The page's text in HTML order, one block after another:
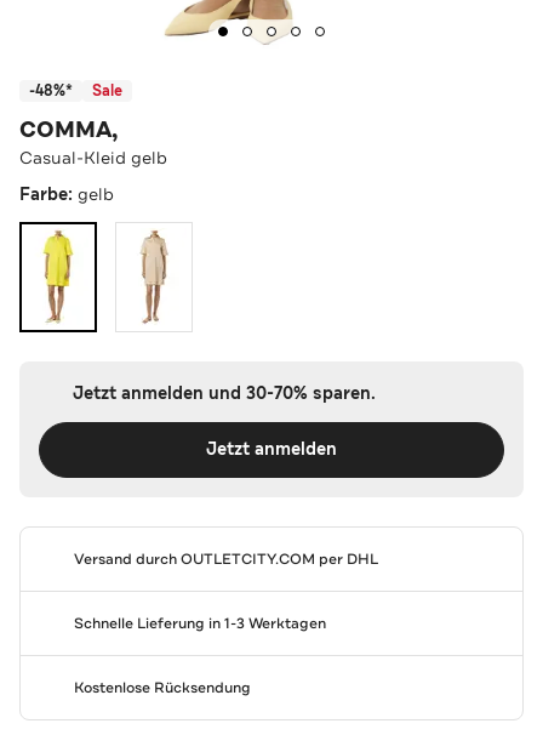
-48%* Sale
COMMA,
Casual-Kleid gelb
Farbe: gelb
Jetzt anmelden und 30-70% sparen.
Jetzt anmelden
Versand durchOUTLETCITY.COM per DHL
Schnelle Lieferung in 1-3 Werktagen
Kostenlose Rücksendung